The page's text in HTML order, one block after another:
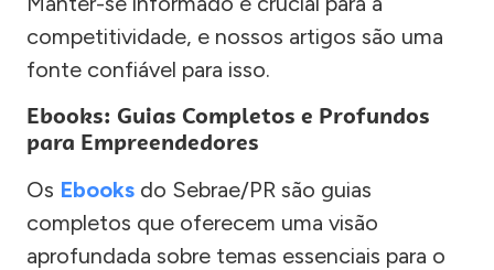
competitividade, e nossos artigos são uma
fonte confiável para isso.
Ebooks: Guias Completos e Profundos
para Empreendedores
Os Ebooks do Sebrae/PR são guias
completos que oferecem uma visão
aprofundada sobre temas essenciais para o